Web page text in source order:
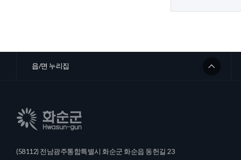
읍/면 누리집
(58112) 전남광주통합특별시 화순군 화순읍 동헌길 23